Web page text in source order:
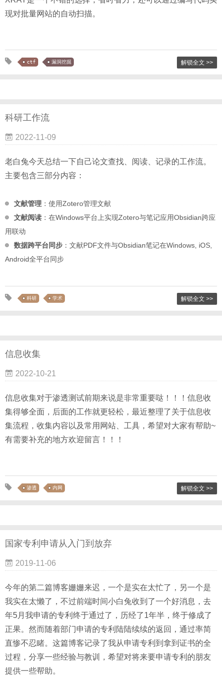
现对批量网站的自动扫描。
ctf 漏洞挖掘 解锁全文 >>
科研工作流
2022-11-09
老白兔今天总结一下自己论文查找、阅读、记录的工作流。
主要包含三部分内容：
文献管理 ：使用Zotero管理文献
文献阅读 ：在Windows平台上实现Zotero与笔记应用Obsidian跨应
用联动
数据跨平台同步 ：文献PDF文件与Obsidian笔记在Windows, iOS,
Android全平台同步
科研 学术 解锁全文 >>
信息收集
2022-10-21
信息收集对于渗透测试前期来说是非常重要哒！！！信息收
集得够全面，后面的工作就更轻松，最近整理了关于信息收
集流程，收集内容以及常用网站、工具，希望对大家有帮助~
有需要补充的地方欢迎留言！！！
渗透 内网 解锁全文 >>
国家专利申请从入门到放弃
2019-11-06
今年的第二篇博客姗姗来迟，一个是实在太忙了，另一个是
我实在太懒了，不过前端时间小白兔收到了一个好消息，去
年5月我申请的专利终于通过了，历经了1年半，终于修成了
正果。然而随着部门申请的专利陆陆续续的返回，通过率简
直惨不忍睹。这篇博客记录了我从申请专利到拿到证书的全
过程，分享一些经验与教训，希望对将来要申请专利的朋友
提供一些帮助。